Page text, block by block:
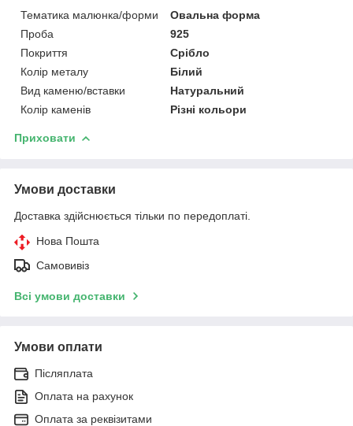
Тематика малюнка/форми
Овальна форма
Проба
925
Покриття
Срібло
Колір металу
Білий
Вид каменю/вставки
Натуральний
Колір каменів
Різні кольори
Приховати
Умови доставки
Доставка здійснюється тільки по передоплаті.
Нова Пошта
Самовивіз
Всі умови доставки
Умови оплати
Післяплата
Оплата на рахунок
Оплата за реквізитами